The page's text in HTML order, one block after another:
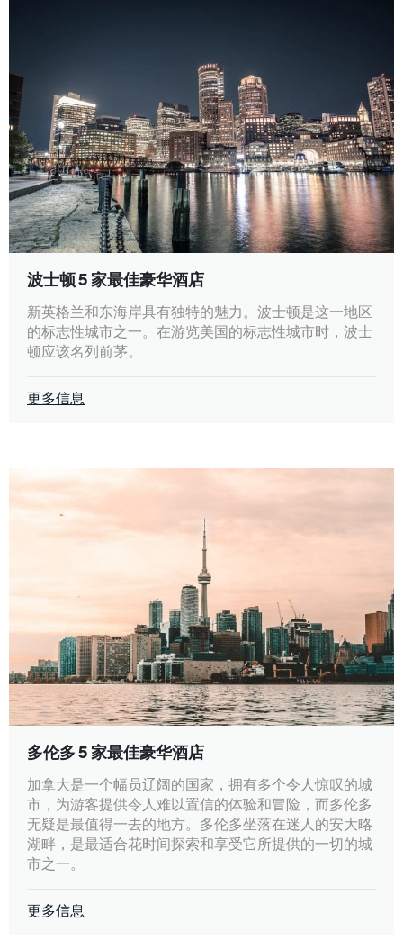
波士顿 5 家最佳豪华酒店
新英格兰和东海岸具有独特的魅力。波士顿是这一地区
的标志性城市之一。在游览美国的标志性城市时，波士
顿应该名列前茅。
更多信息
多伦多 5 家最佳豪华酒店
加拿大是一个幅员辽阔的国家，拥有多个令人惊叹的城
市，为游客提供令人难以置信的体验和冒险，而多伦多
无疑是最值得一去的地方。多伦多坐落在迷人的安大略
湖畔，是最适合花时间探索和享受它所提供的一切的城
市之一。
更多信息